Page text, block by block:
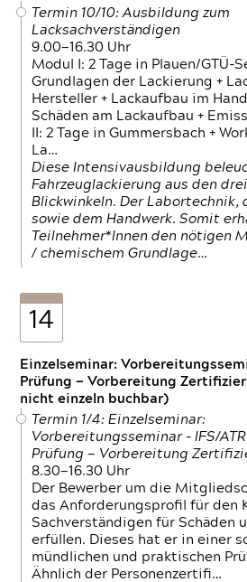
Termin 10/10: Ausbildung zum
Lacksachverständigen
9.00—16.30 Uhr
Modul I: 2 Tage in Plauen/GTÜ-
Grundlagen der Lackierung +
Hersteller + Lackaufbau im
Schäden am Lackaufbau +
II: 2 Tage in Gummersbach +
La…
Diese Intensivausbildung
Fahrzeuglackierung aus den
Blickwinkeln. Der Labortechnik,
sowie dem Handwerk. Somit
Teilnehmer*Innen den nötigen
/ chemischem Grundlage…
14
Einzelseminar:
Prüfung — Vorbereitung
nicht einzeln buchbar)
Termin 1/4: Einzelseminar:
Vorbereitungsseminar - IFS/
Prüfung — Vorbereitung
8.30—16.30 Uhr
Der Bewerber um die
das Anforderungsprofil für den
Sachverständigen für Schäden
erfüllen. Dieses hat er in einer
mündlichen und praktischen
Ähnlich der Personenzertifi…